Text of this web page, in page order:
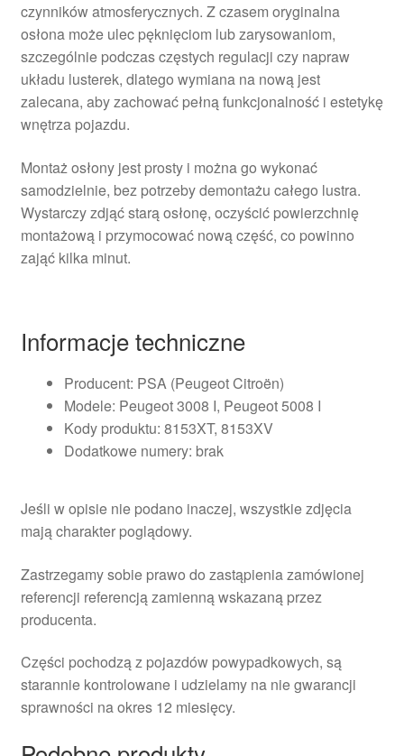
czynników atmosferycznych. Z czasem oryginalna
osłona może ulec pęknięciom lub zarysowaniom,
szczególnie podczas częstych regulacji czy napraw
układu lusterek, dlatego wymiana na nową jest
zalecana, aby zachować pełną funkcjonalność i estetykę
wnętrza pojazdu.
Montaż osłony jest prosty i można go wykonać
samodzielnie, bez potrzeby demontażu całego lustra.
Wystarczy zdjąć starą osłonę, oczyścić powierzchnię
montażową i przymocować nową część, co powinno
zająć kilka minut.
Informacje techniczne
Producent: PSA (Peugeot Citroën)
Modele: Peugeot 3008 I, Peugeot 5008 I
Kody produktu: 8153XT, 8153XV
Dodatkowe numery: brak
Jeśli w opisie nie podano inaczej, wszystkie zdjęcia
mają charakter poglądowy.
Zastrzegamy sobie prawo do zastąpienia zamówionej
referencji referencją zamienną wskazaną przez
producenta.
Części pochodzą z pojazdów powypadkowych, są
starannie kontrolowane i udzielamy na nie gwarancji
sprawności na okres 12 miesięcy.